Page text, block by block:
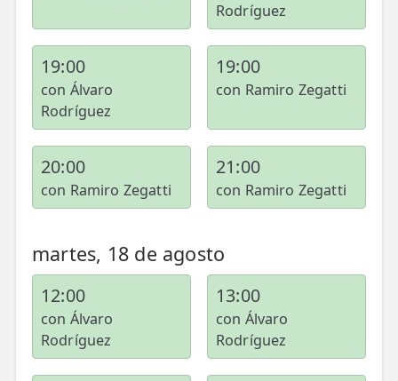
Fascitis Plantar
Lumbalgia
Ciática
Bursitis de Hombro
Síndrome Piramidal
Rodríguez
19:00
con Álvaro
Rodríguez
19:00
con Ramiro Zegatti
20:00
con Ramiro Zegatti
21:00
con Ramiro Zegatti
martes, 18 de agosto
12:00
con Álvaro
Rodríguez
13:00
con Álvaro
Rodríguez